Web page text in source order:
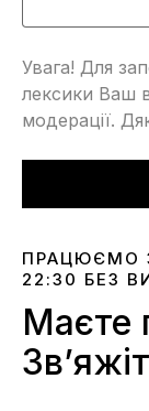
Увага! Для
лексики Ваш
модерації.
ПРАЦЮЄМО
22:30 БЕЗ
Маєте